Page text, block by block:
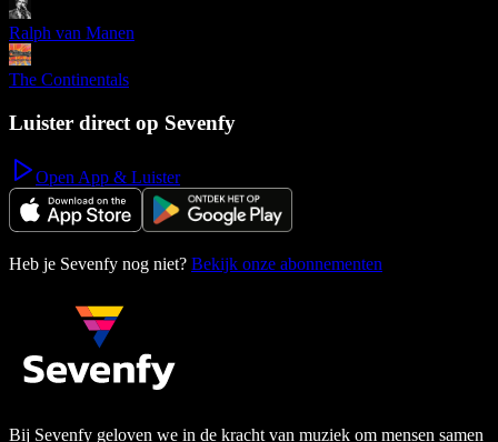
Ralph van Manen
The Continentals
Luister direct op Sevenfy
Open App & Luister
Heb je Sevenfy nog niet? Bekijk onze abonnementen
Bij Sevenfy geloven we in de kracht van muziek om mensen samen